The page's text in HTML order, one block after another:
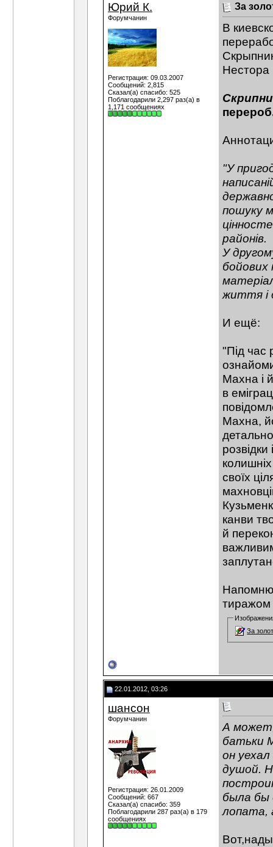
Юрий К.
Форумчанин
Регистрация: 09.03.2007
Сообщений: 2,815
Сказал(а) спасибо: 525
Поблагодарили 2,297 раз(а) в
1,171 сообщениях
За
В
"У
пошуку
районів.
У
бойових
життя і
И ещё:
"Під час
Махна і
в
Махна,
своїх
канви
й
тиражом
За
22.01.2012, 03:26
шансон
Форумчанин
Регистрация: 26.01.2009
Сообщений: 667
Сказал(а) спасибо: 359
Поблагодарили 287 раз(а) в 179
сообщениях
А
батьки
он
душой.
была бы
лопата,